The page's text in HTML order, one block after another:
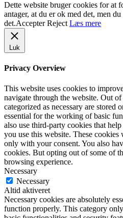
Dette website bruger cookies for at
antager, at du er ok med det, men
det.Accepter Reject Læs mere
Luk
Privacy Overview
This website uses cookies to
navigate through the website. Out of
categorized as necessary are stored
essential for the working of basic
also use third-party cookies that
you use this website. These
only with your consent. You also
cookies. But opting out of some of
browsing experience.
Necessary
Necessary
Altid aktiveret
Necessary cookies are absolutely
function properly. This category